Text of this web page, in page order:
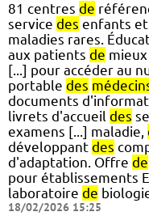
81 centres de
service des enfants et
maladies rares.
aux patients de
[...] pour accéder au
portable des
documents
livrets d'accueil des
examens [...] maladie,
développant des
d'adaptation. Offre de
pour établissements
laboratoire de
18/02/2026 15:25